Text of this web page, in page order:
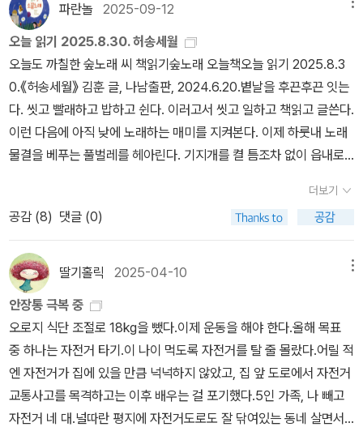
쥡니다. 네덜란드 푸른글님인 ‘안케 드브리스’ 님이요, 이분이 쓴 책
가운데 《두 친구 이야기》가 2005년에 한글판이 나왔어요. 눈물이
찡할 만큼 글빛이 반짝이는데, 저하고 곁님은 지난 2010년에 세 살인
큰아이랑 인천을 떠나서 시골로 삶터를 옮겼습니다. 이윽고 한 해 만
인 2011년에 다른 두멧시골로 새로 옮겼습니다. 책짐을 꾸리고 풀고
또 꾸리고 푸느라 2009∼2013년 사이는 ‘놓친 책’이 넘칩니다. 이동
안 작은아이가 태어난 터라, 두 아이를 돌보며 집안일을 맡는 길에 힘
을 쏟으며 책을 얼마 못 읽기도 했습니다. 이때에는 ‘한 해 1000책 읽
기’조차 빠듯했습니다. 둘레에서는 아이가 크면 ‘다른 놀이(취미)’를
찾아본다고 하지만, 저는 ‘크는 아이랑 아름책 찾는 놀이’를 할 적에
edeVries #FaustoKoppieㅍㄹㄴ글 : 숲노래·파란놀(최종규). 낱말
책을 쓴다. 《풀꽃나무 들숲노래 동시 따라쓰기》, 《새로 쓰는 말밑 꾸
러미 사전》, 《미래세대를 위한 우리말과 문해력》, 《들꽃내음 따라 걷
다가 작은책집을 보았습니다》, 《우리말꽃》, 《쉬운 말이 평화》, 《곁
말》, 《책숲마실》, 《우리말 수수께끼 동시》, 《시골에서 살림 짓는 즐
거움》, 《이오덕 마음 읽기》을 썼다. blog.naver.com/hbooklove
다만이 책은글은 훌륭하되'자전거 그림'은 잘못 그렸더라.나중에 다시
짚으려고 한다.
파란놀 2025-09-12
오늘 읽기 2025.8.30. 허송세월
오늘도 까칠한 숲노래 씨 책읽기숲노래 오늘책오늘 읽기 2025.8.3
0.《허송세월》 김훈 글, 나남출판, 2024.6.20.볕날을 후끈후끈 잇는
다. 씻고 빨래하고 밥하고 쉰다. 이러고서 씻고 일하고 책읽고 글쓴다.
이런 다음에 아직 낮에 노래하는 매미를 지켜본다. 이제 하룻내 노래
물결을 베푸는 풀벌레를 헤아린다. 기지개를 켤 틈조차 없이 읍내로
일에서 손을 떼는 듯싶지만, 저녁을 차리고 설거지까지 하고서야, 또
아이들하고 하루글을 쓰고 이야기를 하고서야, 등허리를 반듯하게 편
다. 《허송세월》을 돌아본다. 예전에 낸 《밥벌이의 지겨움》이나 《라면
을 끓이며》에 못지않게 덧없는 푸념과 하소연을 그득그득 담았구나
싶다. 푸념과 꿈글은 한끗처럼 다르되, 오늘과 앞길을 보는 눈이 다르
다. 하소연과 살림글은 한끗이 어긋나되, 사랑을 보느냐 안 보느냐로
다르다. 이미 늙을 만큼 늙은 김훈 씨인 만큼 스스로 바뀌기는 어려울
만하지 싶다. 그렇지만, ‘늙몸’이 아닌 ‘나이(낳는 임)’라는 말빛을 곱
씹으면서 거듭나는 하루를 살려고 한다면, 아무리 늙몸이라 하더라도
시나브로 ‘나이를 읽는 어진 눈’으로 바뀔 만하다고 본다. 숱한 꼰대는
집안일을 도맡지 않으니 꼰대로 머문다. 여태 꼰대였더라도 일흔 살
더보기
공감 (8) 댓글 (0)
딸기홀릭 2025-04-10
안장통 극복 중
오로지 식단 조절로 18kg을 뺐다.이제 운동을 해야 한다.올해 목표
중 하나는 자전거 타기.이 나이 먹도록 자전거를 탈 줄 몰랐다.어릴 적
엔 자전거가 집에 있을 만큼 넉넉하지 않았고, 집 앞 도로에서 자전거
교통사고를 목격하고는 이후 배우는 걸 포기했다.5인 가족, 나 빼고
자전거 네 대.널따란 평지에 자전거도로도 잘 닦여있는 동네 살면서